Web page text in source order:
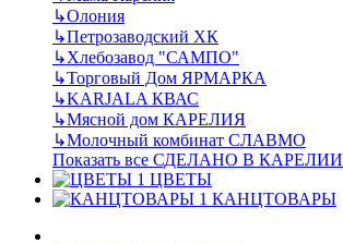
↳Олония
↳Петрозаводский ХК
↳Хлебозавод "САМПО"
↳Торговый Дом ЯРМАРКА
↳KARJALA КВАС
↳Мясной дом КАРЕЛИЯ
↳Молочный комбинат СЛАВМО
Показать все СДЕЛАНО В КАРЕЛИИ
ЦВЕТЫ
КАНЦТОВАРЫ